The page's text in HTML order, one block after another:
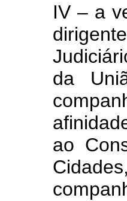
IV – a
da
ao